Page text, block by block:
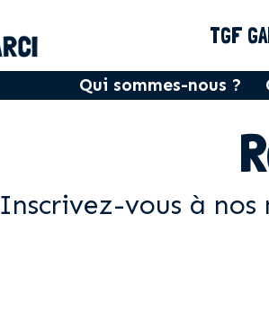
TGF
Qui sommes-nous ?
Inscrivez-vous à nos